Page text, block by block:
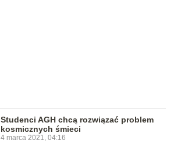
Studenci AGH chcą rozwiązać problem
kosmicznych śmieci
4 marca 2021, 04:16